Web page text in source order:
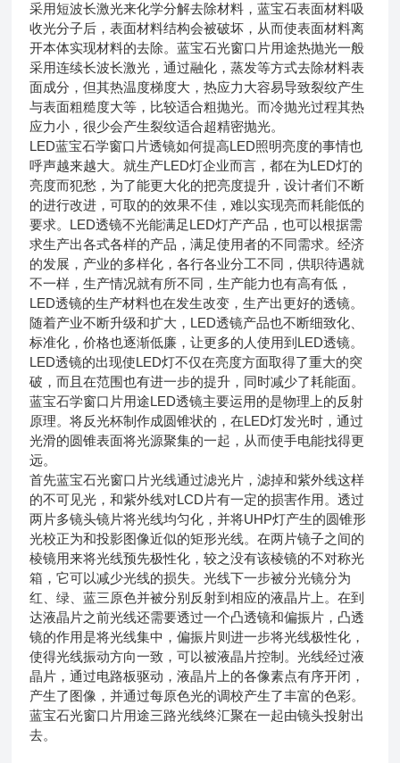
采用短波长激光来化学分解去除材料，蓝宝石表面材料吸
收光分子后，表面材料结构会被破坏，从而使表面材料离
开本体实现材料的去除。蓝宝石光窗口片用途热抛光一般
采用连续长波长激光，通过融化，蒸发等方式去除材料表
面成分，但其热温度梯度大，热应力大容易导致裂纹产生
与表面粗糙度大等，比较适合粗抛光。而冷抛光过程其热
应力小，很少会产生裂纹适合超精密抛光。
LED蓝宝石学窗口片透镜如何提高LED照明亮度的事情也
呼声越来越大。就生产LED灯企业而言，都在为LED灯的
亮度而犯愁，为了能更大化的把亮度提升，设计者们不断
的进行改进，可取的的效果不佳，难以实现亮而耗能低的
要求。LED透镜不光能满足LED灯产产品，也可以根据需
求生产出各式各样的产品，满足使用者的不同需求。经济
的发展，产业的多样化，各行各业分工不同，供职待遇就
不一样，生产情况就有所不同，生产能力也有高有低，
LED透镜的生产材料也在发生改变，生产出更好的透镜。
随着产业不断升级和扩大，LED透镜产品也不断细致化、
标准化，价格也逐渐低廉，让更多的人使用到LED透镜。
LED透镜的出现使LED灯不仅在亮度方面取得了重大的突
破，而且在范围也有进一步的提升，同时减少了耗能面。
蓝宝石学窗口片用途LED透镜主要运用的是物理上的反射
原理。将反光杯制作成圆锥状的，在LED灯发光时，通过
光滑的圆锥表面将光源聚集的一起，从而使手电能找得更
远。
首先蓝宝石光窗口片光线通过滤光片，滤掉和紫外线这样
的不可见光，和紫外线对LCD片有一定的损害作用。透过
两片多镜头镜片将光线均匀化，并将UHP灯产生的圆锥形
光校正为和投影图像近似的矩形光线。在两片镜子之间的
棱镜用来将光线预先极性化，较之没有该棱镜的不对称光
箱，它可以减少光线的损失。光线下一步被分光镜分为
红、绿、蓝三原色并被分别反射到相应的液晶片上。在到
达液晶片之前光线还需要透过一个凸透镜和偏振片，凸透
镜的作用是将光线集中，偏振片则进一步将光线极性化，
使得光线振动方向一致，可以被液晶片控制。光线经过液
晶片，通过电路板驱动，液晶片上的各像素点有序开闭，
产生了图像，并通过每原色光的调校产生了丰富的色彩。
蓝宝石光窗口片用途三路光线终汇聚在一起由镜头投射出
去。